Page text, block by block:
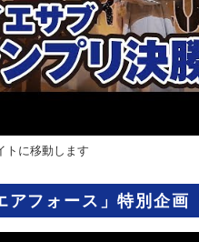
トに移動します
アフォース」特別企